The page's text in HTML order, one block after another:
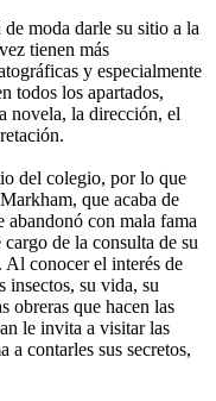
moda darle su sitio a la
tienen más
y especialmente
todos los apartados,
novela, la dirección, el
del colegio, por lo que
que acaba de
abandonó con mala fama
de la consulta de su
Al conocer el interés de
insectos, su vida, su
obreras que hacen las
le invita a visitar las
a contarles sus secretos,